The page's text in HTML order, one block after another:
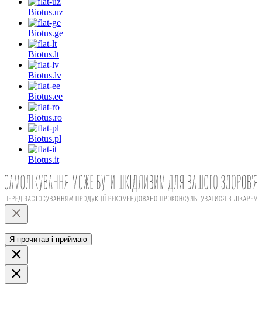
Biotus.uz
Biotus.ge
Biotus.lt
Biotus.lv
Biotus.ee
Biotus.ro
Biotus.pl
Biotus.it
Я прочитав і приймаю